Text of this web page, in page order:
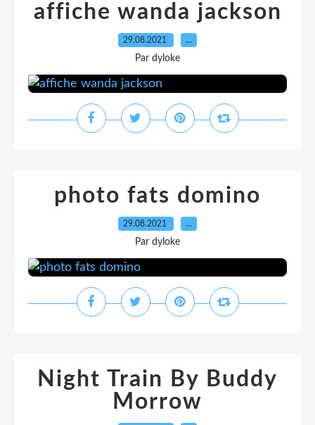
affiche wanda jackson
29.08.2021 …
Par dyloke
photo fats domino
29.08.2021 …
Par dyloke
Night Train By Buddy
Morrow